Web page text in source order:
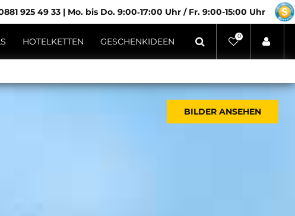
925 49 33 | Mo. bis Do. 9:00‑17:00 Uhr / Fr. 9:00-15:00 Uhr
HOTELKETTEN GESCHENKIDEEN 0
BILDER ANSEHEN